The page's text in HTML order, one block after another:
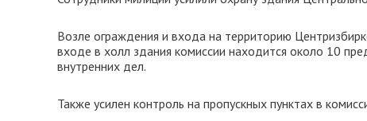
Возле ограждения и входа на территорию
входе в холл здания комиссии находится около 10
внутренних дел.
Также усилен контроль на пропускных пунктах в